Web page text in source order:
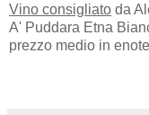
Vino consigliato da
A' Puddara Etna
prezzo medio in